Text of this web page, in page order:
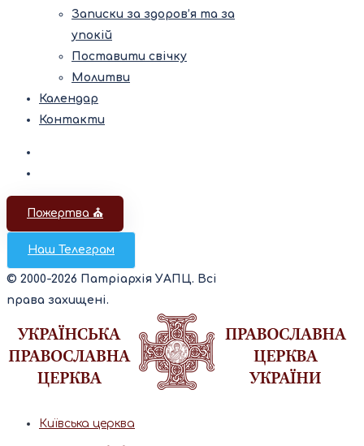
Записки за здоров’я та за
упокій
Поставити свічку
Молитви
Календар
Контакти
Пожертва ⛪️
Наш Телеграм
© 2000-2026 Патріархія УАПЦ. Всі
права захищені.
Київська церква